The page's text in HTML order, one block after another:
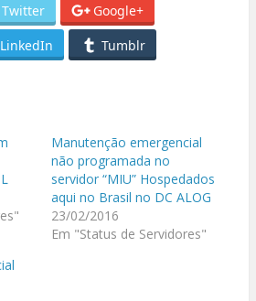
Twitter
Google+
LinkedIn Tumblr
Manutenção emergencial
não programada no
servidor “MIU” Hospedados
aqui no Brasil no DC ALOG
23/02/2016
Em "Status de Servidores"